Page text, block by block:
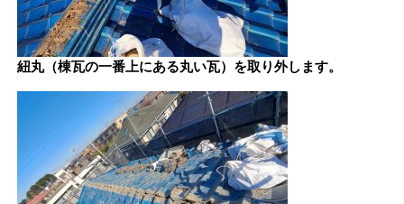
紐丸（棟瓦の一番上にある丸い瓦）を取り外します。